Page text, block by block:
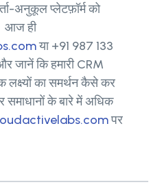
अनुकूल प्लेटफ़ॉर्म को
आज ही
या +91 987 133
जानें कि हमारी CRM
लक्ष्यों का समर्थन कैसे कर
के बारे में अधिक
पर